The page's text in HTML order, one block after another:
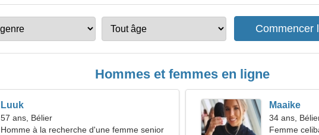
Hommes et femmes en ligne
Luuk
57 ans, Bélier
Homme à la recherche d'une femme senior
Maaike
34 ans,
Femme